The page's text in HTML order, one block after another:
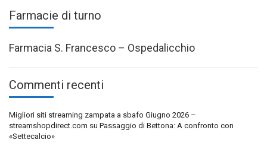
Farmacie di turno
Farmacia S. Francesco – Ospedalicchio
Commenti recenti
Migliori siti streaming zampata a sbafo Giugno 2026 –
streamshopdirect.com su Passaggio di Bettona: A confronto con
«Settecalcio»